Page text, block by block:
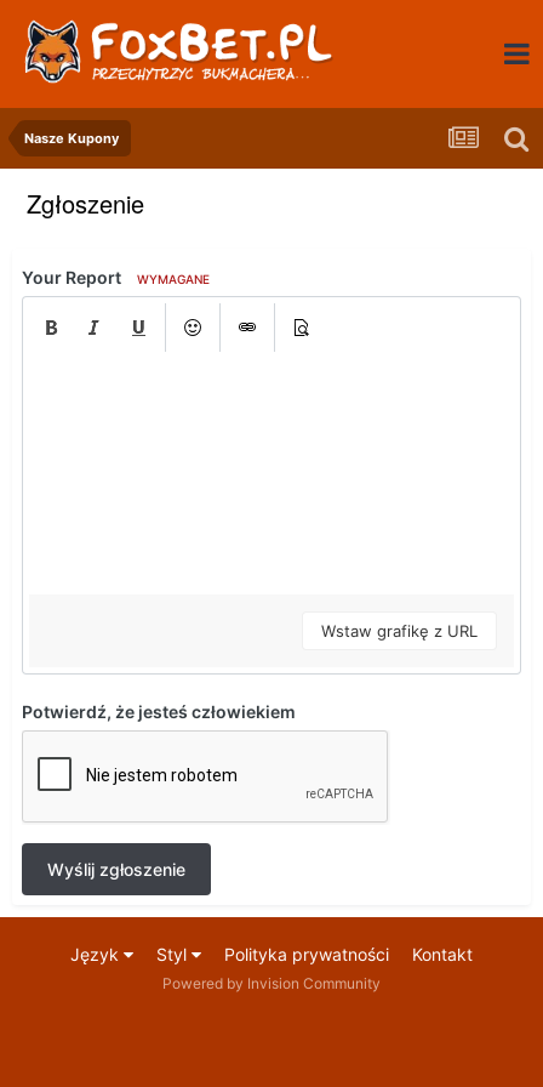
Nasze Kupony
Zgłoszenie
Your Report WYMAGANE
Wstaw grafikę z URL
Potwierdź, że jesteś człowiekiem
Wyślij zgłoszenie
Język Styl Polityka prywatności Kontakt
Powered by Invision Community